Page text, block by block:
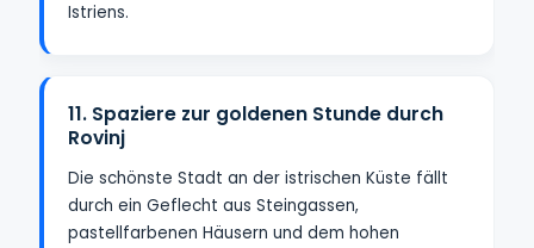
Istriens.
11. Spaziere zur goldenen Stunde durch
Rovinj
Die schönste Stadt an der istrischen Küste fällt
durch ein Geflecht aus Steingassen,
pastellfarbenen Häusern und dem hohen